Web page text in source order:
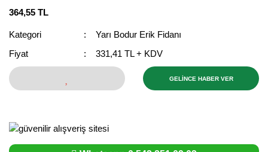
364,55 TL
Kategori
Yarı Bodur Erik Fidanı
Fiyat
331,41 TL + KDV
GELİNCE HABER VER